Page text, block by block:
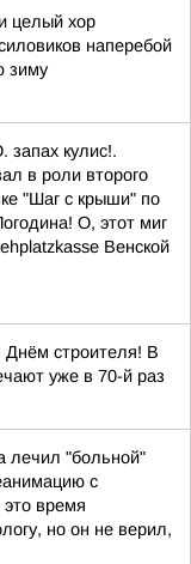
целый хор
наперебой
зиму
запах кулис!.
в роли второго
"Шаг с крыши" по
О, этот миг
Венской
строителя! В
уже в 70-й раз
лечил "больной"
с
время
но он не верил,